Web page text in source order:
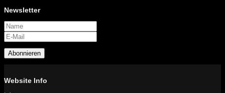
Newsletter
Abonnieren
Website Info